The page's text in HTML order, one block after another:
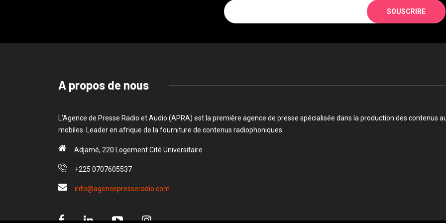
SOUSCRIRE
A propos de nous
L’Agence de Presse Radio et Audio (APRA) est la première agence de presse spécialisée dans la production des contenus
mobiles. Leader en afrique de la fourniture de contenus radiophoniques.
Adjamé, 220 Logement Cité Universitaire
+225 0707605537
info@agencepresseradio.com